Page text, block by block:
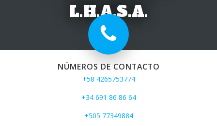
L.H.A.S.A.
NÚMEROS DE CONTACTO
+58 4265753774
+34 691 86 86 64
+505 77349884